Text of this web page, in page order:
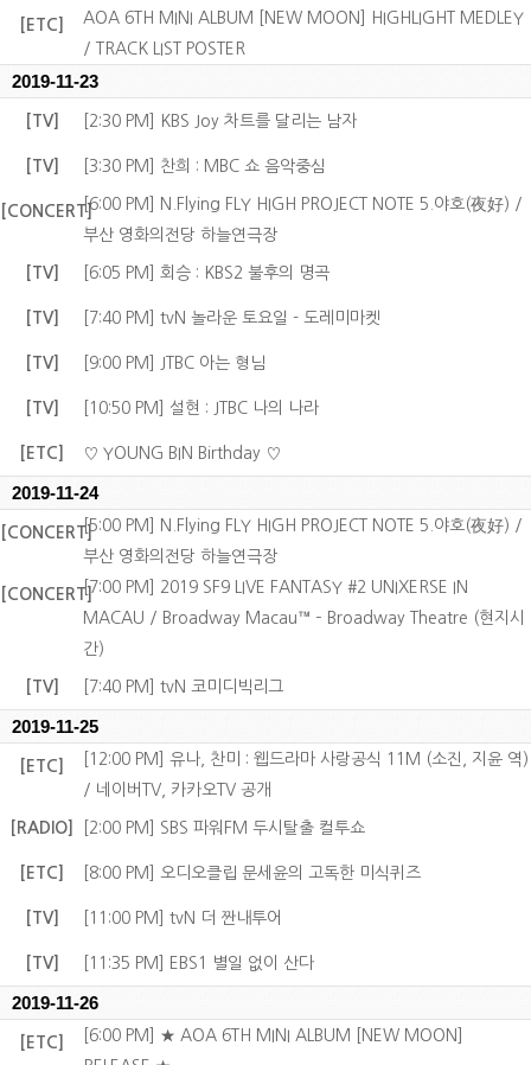
[ETC]
AOA 6TH MINI ALBUM [NEW MOON] HIGHLIGHT MEDLEY
/ TRACK LIST POSTER
2019-11-23
[TV] [2:30 PM] KBS Joy 차트를 달리는 남자
[TV] [3:30 PM] 찬희 : MBC 쇼 음악중심
[CONCERT][6:00 PM] N.Flying FLY HIGH PROJECT NOTE 5.야호(夜好) /
부산 영화의전당 하늘연극장
[TV] [6:05 PM] 회승 : KBS2 불후의 명곡
[TV] [7:40 PM] tvN 놀라운 토요일 - 도레미마켓
[TV] [9:00 PM] JTBC 아는 형님
[TV] [10:50 PM] 설현 : JTBC 나의 나라
[ETC] ♡ YOUNG BIN Birthday ♡
2019-11-24
[CONCERT][5:00 PM] N.Flying FLY HIGH PROJECT NOTE 5.야호(夜好) /
부산 영화의전당 하늘연극장
[CONCERT][7:00 PM] 2019 SF9 LIVE FANTASY #2 UNIXERSE IN
MACAU / Broadway Macau™ – Broadway Theatre (현지시
간)
[TV] [7:40 PM] tvN 코미디빅리그
2019-11-25
[ETC]
[12:00 PM] 유나, 찬미 : 웹드라마 사랑공식 11M (소진, 지윤 역)
/ 네이버TV, 카카오TV 공개
[RADIO] [2:00 PM] SBS 파워FM 두시탈출 컬투쇼
[ETC] [8:00 PM] 오디오클립 문세윤의 고독한 미식퀴즈
[TV] [11:00 PM] tvN 더 짠내투어
[TV] [11:35 PM] EBS1 별일 없이 산다
2019-11-26
[ETC]
[6:00 PM] ★ AOA 6TH MINI ALBUM [NEW MOON]